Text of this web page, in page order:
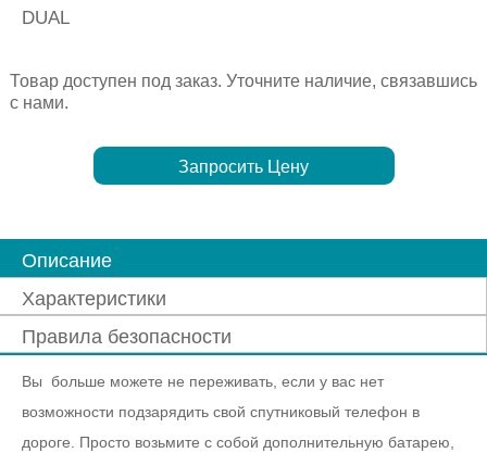
DUAL
Товар доступен под заказ. Уточните наличие, связавшись
с нами.
Запросить Цену
Описание
Характеристики
Правила безопасности
Вы больше можете не переживать, если у вас нет
возможности подзарядить свой спутниковый телефон в
дороге. Просто возьмите с собой дополнительную батарею,